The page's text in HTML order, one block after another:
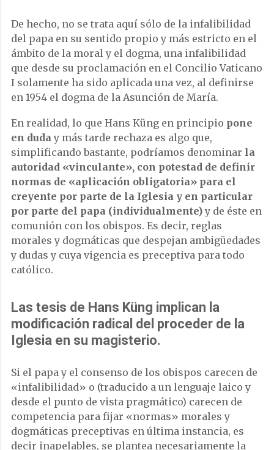
De hecho, no se trata aquí sólo de la infalibilidad
del papa en su sentido propio y más estricto en el
ámbito de la moral y el dogma, una infalibilidad
que desde su proclamación en el Concilio Vaticano
I solamente ha sido aplicada una vez, al definirse
en 1954 el dogma de la Asunción de María.
En realidad, lo que Hans Küng en principio pone
en duday más tarde rechaza es algo que,
simplificando bastante, podríamos denominar la
autoridad «vinculante», con potestad de definir
normas de «aplicación obligatoria» para el
creyente por parte de la Iglesia y en particular
por parte del papa (individualmente)y de éste en
comunión con los obispos. Es decir, reglas
morales y dogmáticas que despejan ambigüedades
y dudas y cuya vigencia es preceptiva para todo
católico.
Las tesis de Hans Küng implican la
modificación radical del proceder de la
Iglesia en su magisterio.
Si el papa y el consenso de los obispos carecen de
«infalibilidad» o (traducido a un lenguaje laico y
desde el punto de vista pragmático) carecen de
competencia para fijar «normas» morales y
dogmáticas preceptivas en última instancia, es
decir inapelables, se plantea necesariamente la